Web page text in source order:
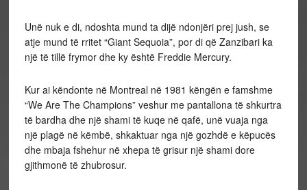
Unë nuk e di, ndoshta mund ta dijë ndonjëri prej jush, se
atje mund të rritet “Giant Sequoia”, por di që Zanzibari ka
një të tillë frymor dhe ky është Freddie Mercury.
Kur ai këndonte në Montreal në 1981 këngën e famshme
“We Are The Champions” veshur me pantallona të shkurtra
të bardha dhe një shami të kuqe në qafë, unë vuaja nga
një plagë në këmbë, shkaktuar nga një gozhdë e këpucës
dhe mbaja fshehur në xhepa të grisur një shami dore
gjithmonë të zhubrosur.